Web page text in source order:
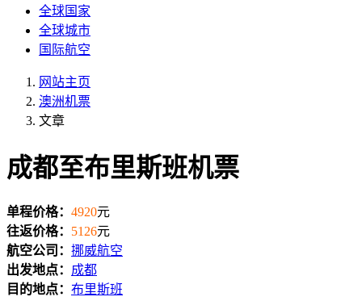
全球国家
全球城市
国际航空
网站主页
澳洲机票
文章
成都至布里斯班机票
单程价格： 4920元
往返价格： 5126元
航空公司： 挪威航空
出发地点： 成都
目的地点： 布里斯班